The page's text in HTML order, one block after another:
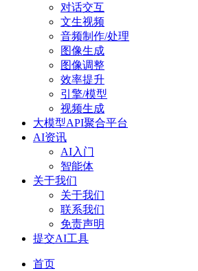
对话交互
文生视频
音频制作/处理
图像生成
图像调整
效率提升
引擎/模型
视频生成
大模型API聚合平台
AI资讯
AI入门
智能体
关于我们
关于我们
联系我们
免责声明
提交AI工具
首页